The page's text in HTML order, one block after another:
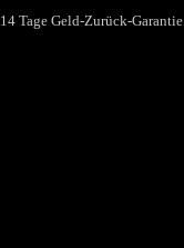
14 Tage Geld-Zurück-Garantie